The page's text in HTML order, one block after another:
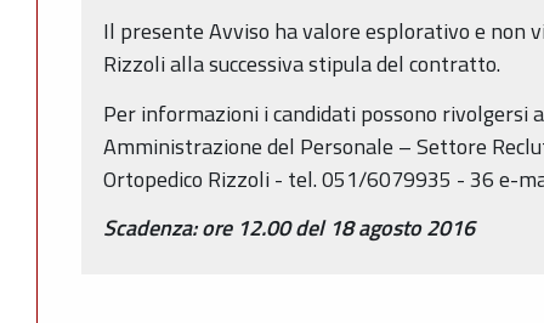
Il presente Avviso ha valore esplorativo e non
Rizzoli alla successiva stipula del contratto.
Per informazioni i candidati possono rivolgersi
Amministrazione del Personale – Settore
Ortopedico Rizzoli - tel. 051/6079935 - 36 e-
Scadenza: ore 12.00 del 18 agosto 2016